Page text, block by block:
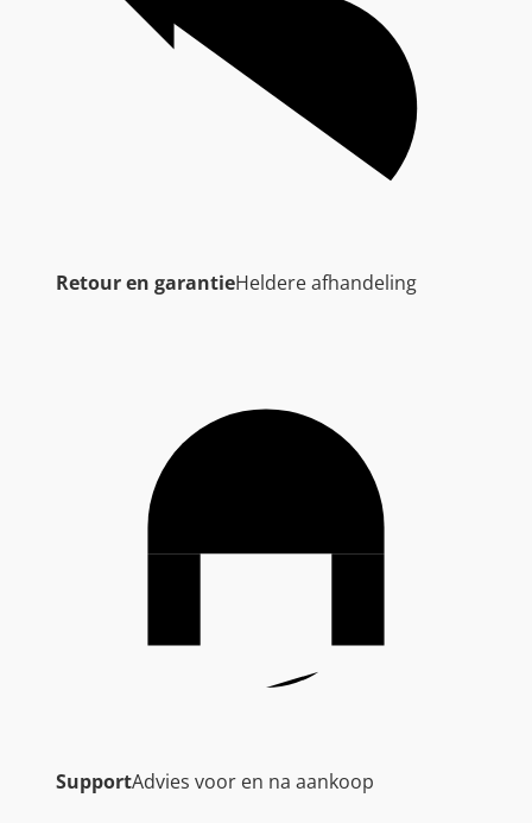
Retour en garantieHeldere afhandeling
SupportAdvies voor en na aankoop